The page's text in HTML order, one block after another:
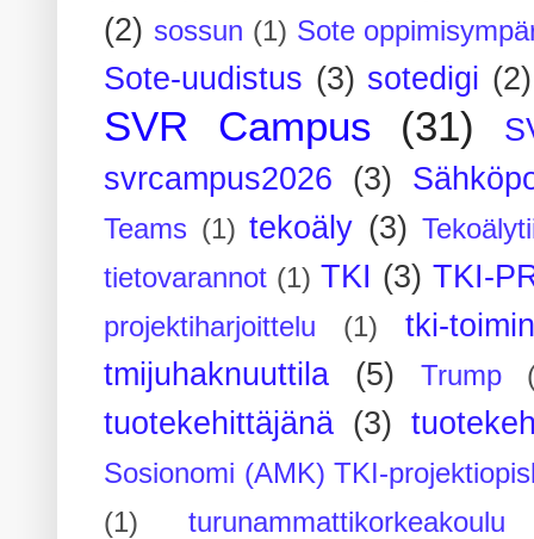
(2) sossun (1) Sote
Sote-uudistus (3) sotedigi (2)
SVR Campus (31)
svrcampus2026
(3)
Teams (1) tekoäly (3)
tietovarannot (1) TKI (3) TKI-
projektiharjoittelu (1)
tki-
tmijuhaknuuttila
(5) Trump
tuotekehittäjänä (3)
Sosionomi (AMK) TKI-
(1)
turunammattikorkeakoulu